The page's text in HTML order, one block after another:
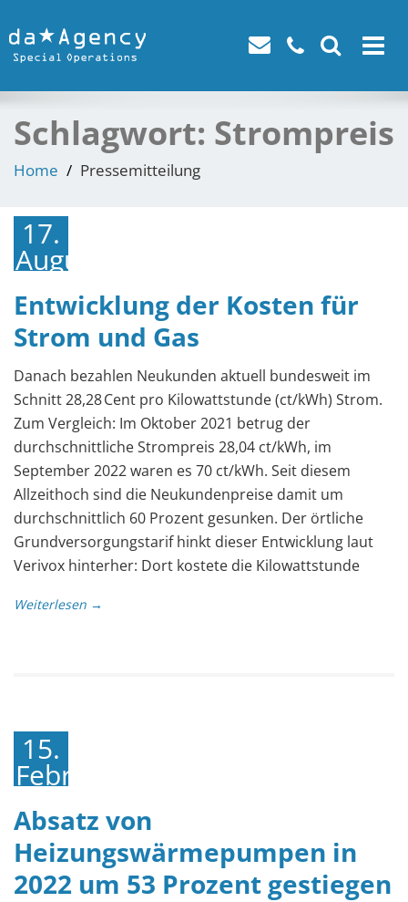
Toggle
Schlagwort: Strompreis
Home Pressemitteilung
17.
August
Entwicklung der Kosten für
Strom und Gas
Danach bezahlen Neukunden aktuell bundesweit im
Schnitt 28,28 Cent pro Kilowattstunde (ct/kWh) Strom.
Zum Vergleich: Im Oktober 2021 betrug der
durchschnittliche Strompreis 28,04 ct/kWh, im
September 2022 waren es 70 ct/kWh. Seit diesem
Allzeithoch sind die Neukundenpreise damit um
durchschnittlich 60 Prozent gesunken. Der örtliche
Grundversorgungstarif hinkt dieser Entwicklung laut
Verivox hinterher: Dort kostete die Kilowattstunde
Weiterlesen →
15.
Februar
2023
Absatz von
Heizungswärmepumpen in
2022 um 53 Prozent gestiegen